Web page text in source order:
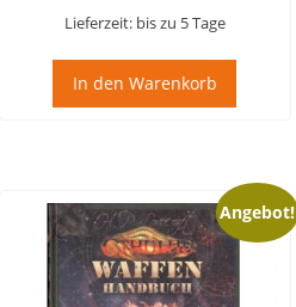
Lieferzeit: bis zu 5 Tage
In den Warenkorb
Angebot!